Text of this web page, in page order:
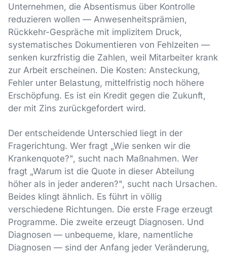
Unternehmen, die Absentismus über Kontrolle
reduzieren wollen — Anwesenheitsprämien,
Rückkehr-Gespräche mit implizitem Druck,
systematisches Dokumentieren von Fehlzeiten —
senken kurzfristig die Zahlen, weil Mitarbeiter krank
zur Arbeit erscheinen. Die Kosten: Ansteckung,
Fehler unter Belastung, mittelfristig noch höhere
Erschöpfung. Es ist ein Kredit gegen die Zukunft,
der mit Zins zurückgefordert wird.
Der entscheidende Unterschied liegt in der
Fragerichtung. Wer fragt „Wie senken wir die
Krankenquote?", sucht nach Maßnahmen. Wer
fragt „Warum ist die Quote in dieser Abteilung
höher als in jeder anderen?", sucht nach Ursachen.
Beides klingt ähnlich. Es führt in völlig
verschiedene Richtungen. Die erste Frage erzeugt
Programme. Die zweite erzeugt Diagnosen. Und
Diagnosen — unbequeme, klare, namentliche
Diagnosen — sind der Anfang jeder Veränderung,